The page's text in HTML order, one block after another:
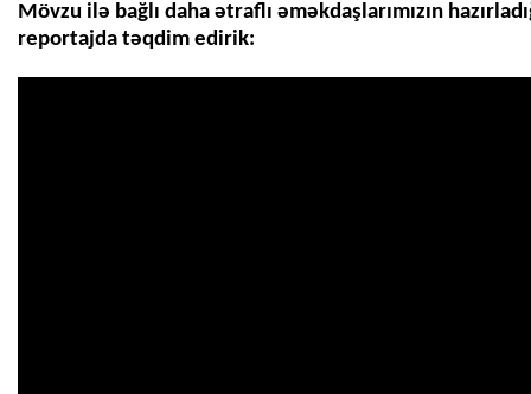
Mövzu ilə bağlı daha ətraflı əməkdaşlarımızın
reportajda təqdim edirik: